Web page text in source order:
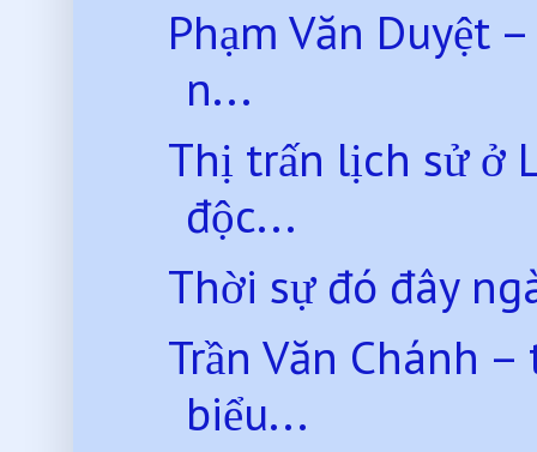
Phạm Văn Duyệt
n...
Thị trấn lịch sử ở
độc...
Thời sự đó đây
Trần Văn Chánh
biểu...